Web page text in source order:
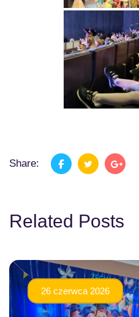
Share:
Related Posts
26 czerwca 2026